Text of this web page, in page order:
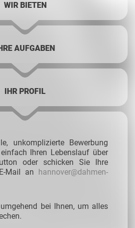
WIR BIETEN
AUFGABEN
IHR PROFIL
unkomplizierte Bewerbung
Ihren Lebenslauf über
oder schicken Sie Ihre
Mail an hannover@dahmen-
bei Ihnen, um alles